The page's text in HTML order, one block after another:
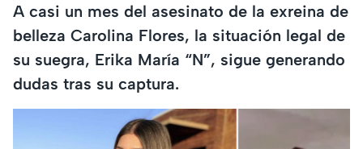
A casi un mes del asesinato de la exreina de
belleza Carolina Flores, la situación legal de
su suegra, Erika María “N”, sigue generando
dudas tras su captura.